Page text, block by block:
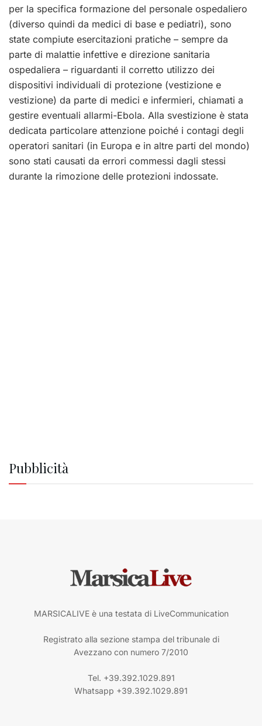
per la specifica formazione del personale ospedaliero
(diverso quindi da medici di base e pediatri), sono
state compiute esercitazioni pratiche – sempre da
parte di malattie infettive e direzione sanitaria
ospedaliera – riguardanti il corretto utilizzo dei
dispositivi individuali di protezione (vestizione e
vestizione) da parte di medici e infermieri, chiamati a
gestire eventuali allarmi-Ebola. Alla svestizione è stata
dedicata particolare attenzione poiché i contagi degli
operatori sanitari (in Europa e in altre parti del mondo)
sono stati causati da errori commessi dagli stessi
durante la rimozione delle protezioni indossate.
Pubblicità
MARSICALIVE è una testata di LiveCommunication
Registrato alla sezione stampa del tribunale di
Avezzano con numero 7/2010
Tel. +39.392.1029.891
Whatsapp +39.392.1029.891